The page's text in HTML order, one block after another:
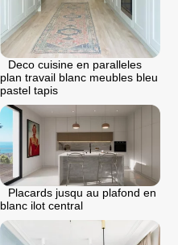
Deco cuisine en paralleles
plan travail blanc meubles bleu
pastel tapis
Placards jusqu au plafond en
blanc ilot central